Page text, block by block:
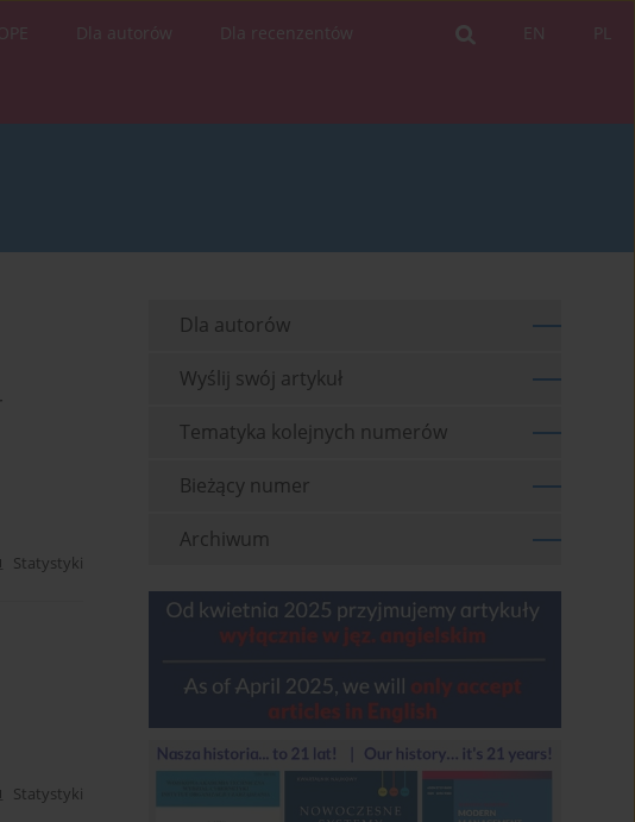
PL
EN
Dla autorów Dla recenzentów
Statystyki
Statystyki
Dla autorów
Wyślij swój artykuł
Tematyka kolejnych numerów
Bieżący numer
Archiwum